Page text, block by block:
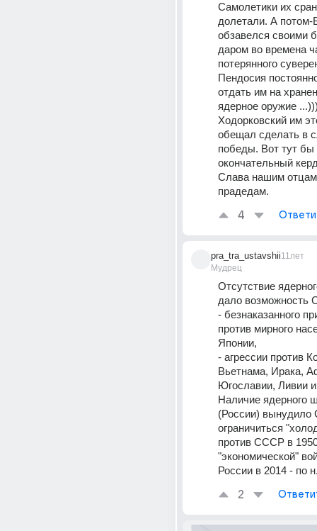
Самолетики их
долетали. А
обзавелся своими
даром во времена
потерянного
Пендосия
отдать им на
ядерное оружие
Ходорковский им
обещал сделать в
победы. Вот тут бы
окончательный
Слава нашим
прадедам.
4
pra_tra_ustavshii
Мудрец
11лет
Отсутствие
дало возможность
- безнаказанного
против мирного
Японии,
- агрессии против
Вьетнама, Ирака,
Югославии, Ливии
Наличие ядерного
(России)
ограничиться
против СССР в
"экономической"
России в 2014 - по
2